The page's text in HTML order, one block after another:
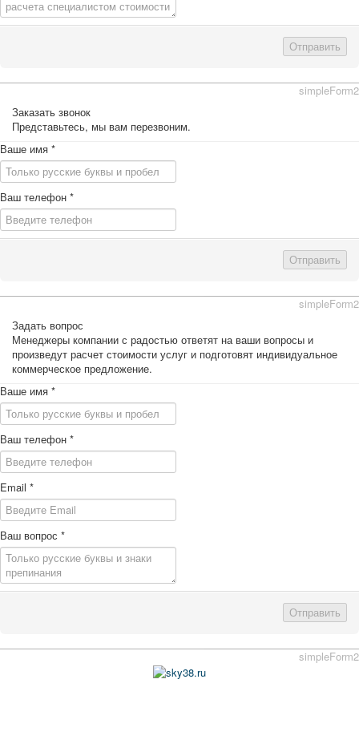
Отправить
simpleForm2
Заказать звонок
Представьтесь, мы вам перезвоним.
Ваше имя *
Ваш телефон *
Отправить
simpleForm2
Задать вопрос
Менеджеры компании с радостью ответят на ваши вопросы и
произведут расчет стоимости услуг и подготовят индивидуальное
коммерческое предложение.
Ваше имя *
Ваш телефон *
Email *
Ваш вопрос *
Отправить
simpleForm2